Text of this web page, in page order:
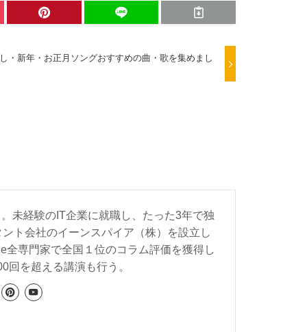
・新年・お正月ソングおすすめの曲・歌を集めまし
未経験のIT企業に就職し、たった3年で独
ト会社のイーンスパイア（株）を設立し
全専門家で全国１位のコラム評価を獲得し
回を超える講演も行う。